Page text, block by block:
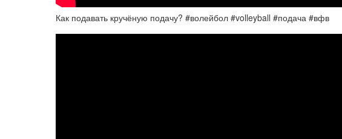
Как подавать кручёную подачу? #волейбол #volleyball #подача #вфв